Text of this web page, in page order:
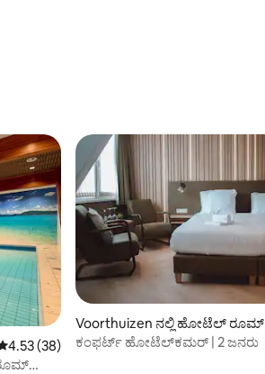
ರಲ್ಲಿ 4.53 ಸರಾಸರಿ ರೇಟಿಂಗ್, 38 ವಿಮರ್ಶೆಗಳು
4.53 (38)
Voorthuizen ನಲ್ಲಿ ಹೋಟೆಲ್ ರೂಮ್
ಕಂಫರ್ಟ್ ಹೋಟೆಲ್‌ಕಮರ್ | 2 ಜನರು